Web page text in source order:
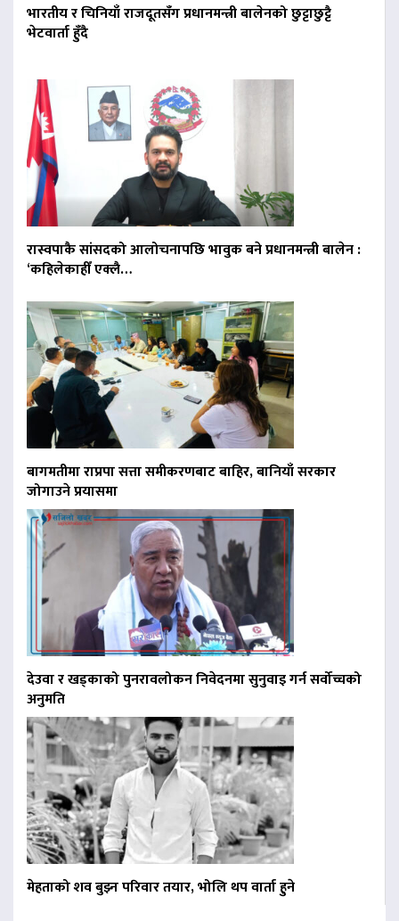
भारतीय र चिनियाँ राजदूतसँग प्रधानमन्त्री बालेनको छुट्टाछुट्टै
भेटवार्ता हुँदै
रास्वपाकै सांसदको आलोचनापछि भावुक बने प्रधानमन्त्री बालेन :
‘कहिलेकाहीँ एक्लै…
बागमतीमा राप्रपा सत्ता समीकरणबाट बाहिर, बानियाँ सरकार
जोगाउने प्रयासमा
देउवा र खड्काको पुनरावलोकन निवेदनमा सुनुवाइ गर्न सर्वोच्चको
अनुमति
मेहताको शव बुझ्न परिवार तयार, भोलि थप वार्ता हुने